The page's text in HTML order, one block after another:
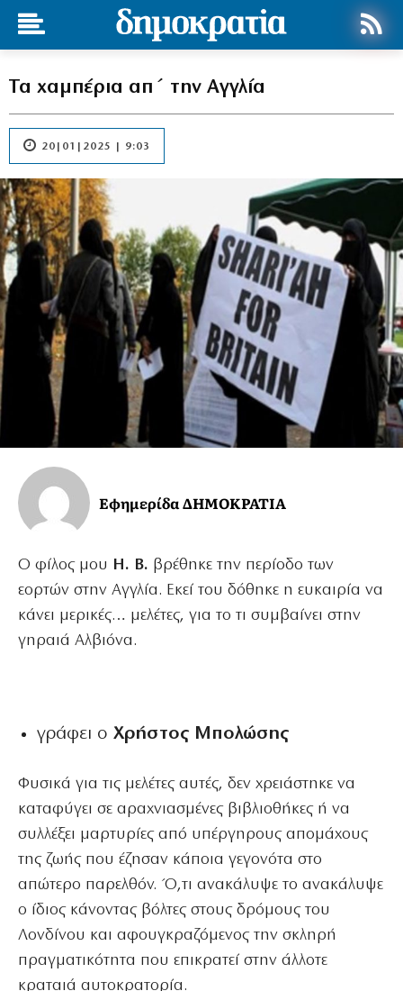
Τα χαμπέρια απ΄ την Αγγλία
20|01|2025 | 9:03
Εφημερίδα ΔΗΜΟΚΡΑΤΙΑ
Ο φίλος μου Η. Β. βρέθηκε την περίοδο των
εορτών στην Αγγλία. Εκεί του δόθηκε η ευκαιρία να
κάνει μερικές… μελέτες, για το τι συμβαίνει στην
γηραιά Αλβιόνα.
γράφει ο Χρήστος Μπολώσης
Φυσικά για τις μελέτες αυτές, δεν χρειάστηκε να
καταφύγει σε αραχνιασμένες βιβλιοθήκες ή να
συλλέξει μαρτυρίες από υπέργηρους απομάχους
της ζωής που έζησαν κάποια γεγονότα στο
απώτερο παρελθόν. Ό,τι ανακάλυψε το ανακάλυψε
ο ίδιος κάνοντας βόλτες στους δρόμους του
Λονδίνου και αφουγκραζόμενος την σκληρή
πραγματικότητα που επικρατεί στην άλλοτε
κραταιά αυτοκρατορία.